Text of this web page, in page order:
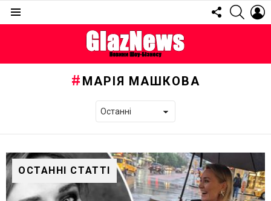
FOLLOW
US
МАРІЯ МАШКОВА
ОСТАННІ СТАТТІ